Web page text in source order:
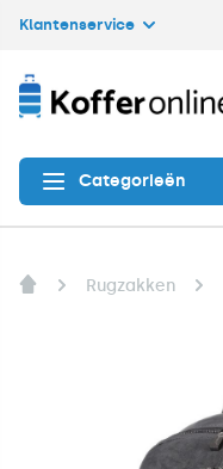
Klantenservice
Categorieën
Rugzakken